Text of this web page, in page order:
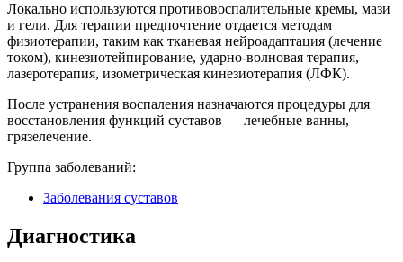
Локально используются противовоспалительные кремы, мази
и гели. Для терапии предпочтение отдается методам
физиотерапии, таким как тканевая нейроадаптация (лечение
током), кинезиотейпирование, ударно-волновая терапия,
лазеротерапия, изометрическая кинезиотерапия (ЛФК).
После устранения воспаления назначаются процедуры для
восстановления функций суставов — лечебные ванны,
грязелечение.
Группа заболеваний:
Заболевания суставов
Диагностика